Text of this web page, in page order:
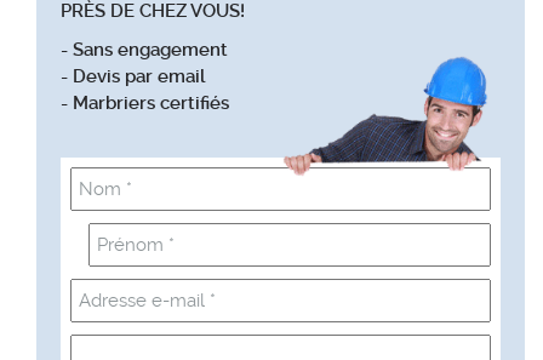
PRÈS DE CHEZ VOUS!
- Sans engagement
- Devis par email
- Marbriers certifiés